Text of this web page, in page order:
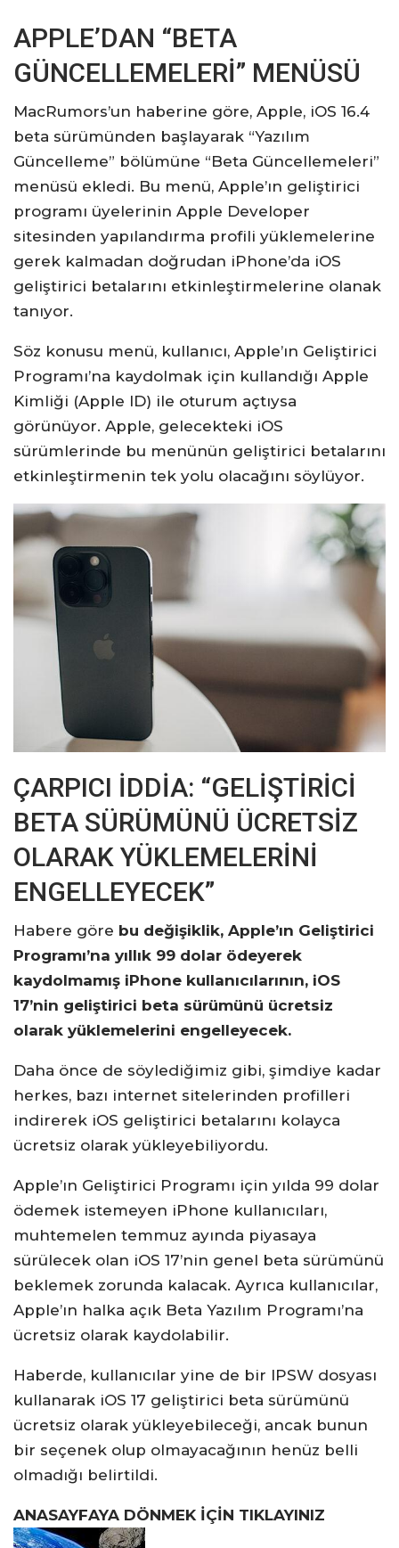
APPLE’DAN “BETA
GÜNCELLEMELERİ” MENÜSÜ
MacRumors’un haberine göre, Apple, iOS 16.4
beta sürümünden başlayarak “Yazılım
Güncelleme” bölümüne “Beta Güncellemeleri”
menüsü ekledi. Bu menü, Apple’ın geliştirici
programı üyelerinin Apple Developer
sitesinden yapılandırma profili yüklemelerine
gerek kalmadan doğrudan iPhone’da iOS
geliştirici betalarını etkinleştirmelerine olanak
tanıyor.
Söz konusu menü, kullanıcı, Apple’ın Geliştirici
Programı’na kaydolmak için kullandığı Apple
Kimliği (Apple ID) ile oturum açtıysa
görünüyor. Apple, gelecekteki iOS
sürümlerinde bu menünün geliştirici betalarını
etkinleştirmenin tek yolu olacağını söylüyor.
ÇARPICI İDDİA: “GELİŞTİRİCİ
BETA SÜRÜMÜNÜ ÜCRETSİZ
OLARAK YÜKLEMELERİNİ
ENGELLEYECEK”
Habere göre bu değişiklik, Apple’ın Geliştirici
Programı’na yıllık 99 dolar ödeyerek
kaydolmamış iPhone kullanıcılarının, iOS
17’nin geliştirici beta sürümünü ücretsiz
olarak yüklemelerini engelleyecek.
Daha önce de söylediğimiz gibi, şimdiye kadar
herkes, bazı internet sitelerinden profilleri
indirerek iOS geliştirici betalarını kolayca
ücretsiz olarak yükleyebiliyordu.
Apple’ın Geliştirici Programı için yılda 99 dolar
ödemek istemeyen iPhone kullanıcıları,
muhtemelen temmuz ayında piyasaya
sürülecek olan iOS 17’nin genel beta sürümünü
beklemek zorunda kalacak. Ayrıca kullanıcılar,
Apple’ın halka açık Beta Yazılım Programı’na
ücretsiz olarak kaydolabilir.
Haberde, kullanıcılar yine de bir IPSW dosyası
kullanarak iOS 17 geliştirici beta sürümünü
ücretsiz olarak yükleyebileceği, ancak bunun
bir seçenek olup olmayacağının henüz belli
olmadığı belirtildi.
ANASAYFAYA DÖNMEK İÇİN TIKLAYINIZ